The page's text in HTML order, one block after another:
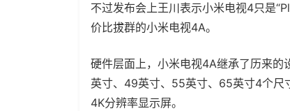
不过发布会上王川表示小米电视4只是
价比拔群的小米电视4A。
硬件层面上，小米电视4A继承了历来
英寸、49英寸、55英寸、65英寸4个尺
4K分辨率显示屏。